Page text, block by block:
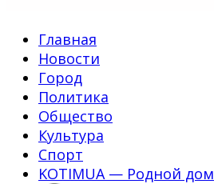
Главная
Новости
Город
Политика
Общество
Культура
Спорт
KOTIMUA — Родной дом